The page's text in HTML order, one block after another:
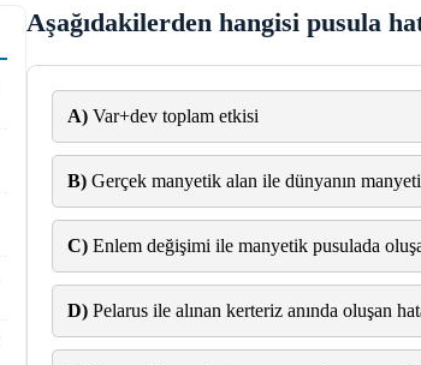
Aşağıdakilerden hangisi pusula
A) Var+dev toplam etkisi
B) Gerçek manyetik alan ile dünyanın
C) Enlem değişimi ile manyetik pusulada
D) Pelarus ile alınan kerteriz anında oluşan